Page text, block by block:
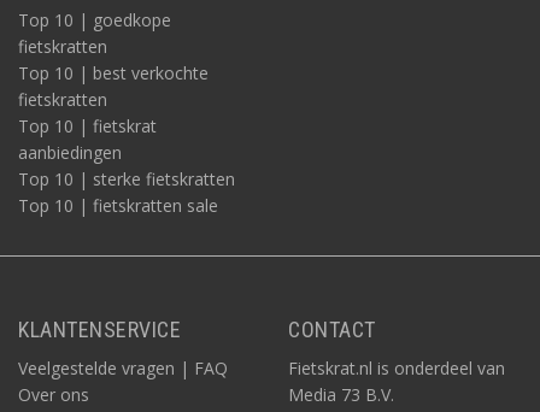
Top 10 | goedkope
fietskratten
Top 10 | best verkochte
fietskratten
Top 10 | fietskrat
aanbiedingen
Top 10 | sterke fietskratten
Top 10 | fietskratten sale
KLANTENSERVICE
Veelgestelde vragen | FAQ
Over ons
CONTACT
Fietskrat.nl is onderdeel van
Media 73 B.V.